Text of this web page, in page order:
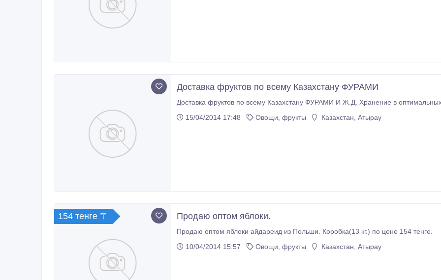
Доставка фруктов по всему Казахстану ФУРАМИ
Доставка фруктов по всему Казахстану ФУРАМИ И Ж.Д. Хранение в
15/04/2014 17:48
Овощи, фрукты Казахстан, Атырау
154 тенге 〒 Продаю оптом яблоки.
Продаю оптом яблоки айдареид из Польши. Коробка(13 кг.) по цене 154 тенге.
10/04/2014 15:57
Овощи, фрукты Казахстан, Атырау